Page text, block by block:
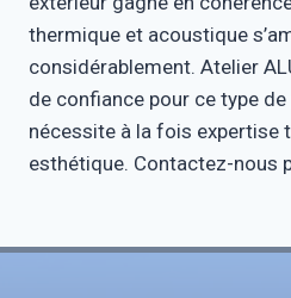
thermique et acoustique
considérablement. Atelier
de confiance pour ce type
nécessite à la fois expertise
esthétique. Contactez-nous